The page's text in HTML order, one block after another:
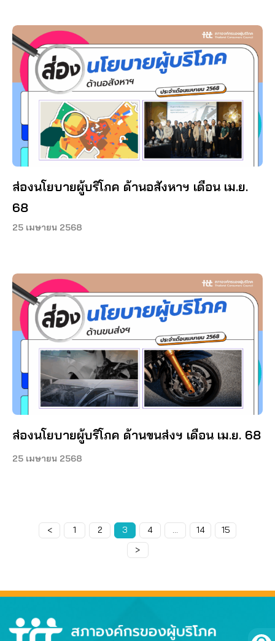
ส่องนโยบายผู้บริโภค ด้านอสังหาฯ เดือน เม.ย.
68
25 เมษายน 2568
ส่องนโยบายผู้บริโภค ด้านขนส่งฯ เดือน เม.ย. 68
25 เมษายน 2568
< Page
1 Page
2 Page
3 Page
4 … Page
14 Page
15
>